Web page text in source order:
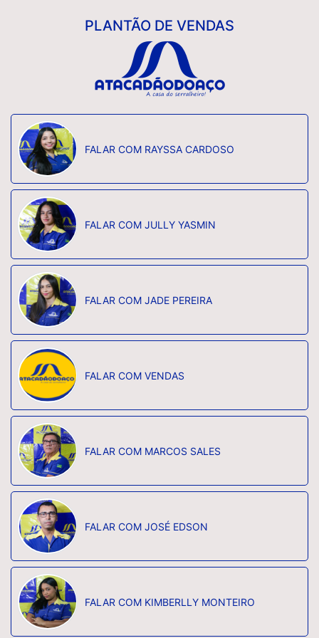
PLANTÃO DE VENDAS
FALAR COM RAYSSA CARDOSO
FALAR COM JULLY YASMIN
FALAR COM JADE PEREIRA
FALAR COM VENDAS
FALAR COM MARCOS SALES
FALAR COM JOSÉ EDSON
FALAR COM KIMBERLLY MONTEIRO